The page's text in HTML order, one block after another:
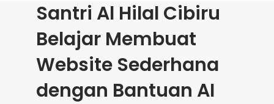
Santri Al Hilal Cibiru
Belajar Membuat
Website Sederhana
dengan Bantuan AI